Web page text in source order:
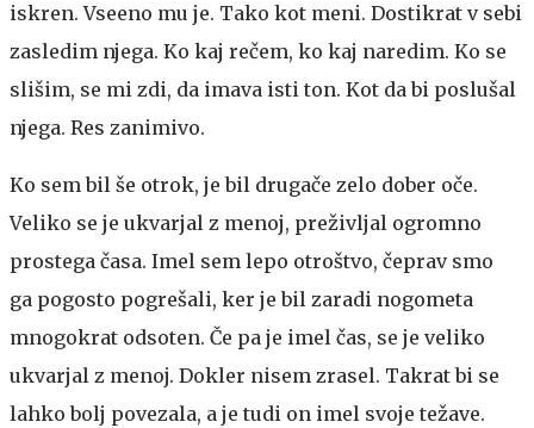
iskren. Vseeno mu je. Tako kot meni. Dostikrat v sebi
zasledim njega. Ko kaj rečem, ko kaj naredim. Ko se
slišim, se mi zdi, da imava isti ton. Kot da bi poslušal
njega. Res zanimivo.
Ko sem bil še otrok, je bil drugače zelo dober oče.
Veliko se je ukvarjal z menoj, preživljal ogromno
prostega časa. Imel sem lepo otroštvo, čeprav smo
ga pogosto pogrešali, ker je bil zaradi nogometa
mnogokrat odsoten. Če pa je imel čas, se je veliko
ukvarjal z menoj. Dokler nisem zrasel. Takrat bi se
lahko bolj povezala, a je tudi on imel svoje težave.